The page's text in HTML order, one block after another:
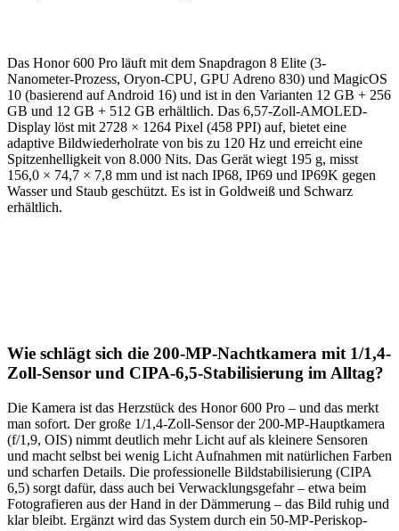
Das Honor 600 Pro läuft mit dem Snapdragon 8 Elite (3-
Nanometer-Prozess, Oryon-CPU, GPU Adreno 830) und MagicOS
10 (basierend auf Android 16) und ist in den Varianten 12 GB + 256
GB und 12 GB + 512 GB erhältlich. Das 6,57-Zoll-AMOLED-
Display löst mit 2728 × 1264 Pixel (458 PPI) auf, bietet eine
adaptive Bildwiederholrate von bis zu 120 Hz und erreicht eine
Spitzenhelligkeit von 8.000 Nits. Das Gerät wiegt 195 g, misst
156,0 × 74,7 × 7,8 mm und ist nach IP68, IP69 und IP69K gegen
Wasser und Staub geschützt. Es ist in Goldweiß und Schwarz
erhältlich.
Wie schlägt sich die 200-MP-Nachtkamera mit 1/1,4-
Zoll-Sensor und CIPA-6,5-Stabilisierung im Alltag?
Die Kamera ist das Herzstück des Honor 600 Pro – und das merkt
man sofort. Der große 1/1,4-Zoll-Sensor der 200-MP-Hauptkamera
(f/1,9, OIS) nimmt deutlich mehr Licht auf als kleinere Sensoren
und macht selbst bei wenig Licht Aufnahmen mit natürlichen Farben
und scharfen Details. Die professionelle Bildstabilisierung (CIPA
6,5) sorgt dafür, dass auch bei Verwacklungsgefahr – etwa beim
Fotografieren aus der Hand in der Dämmerung – das Bild ruhig und
klar bleibt. Ergänzt wird das System durch ein 50-MP-Periskop-